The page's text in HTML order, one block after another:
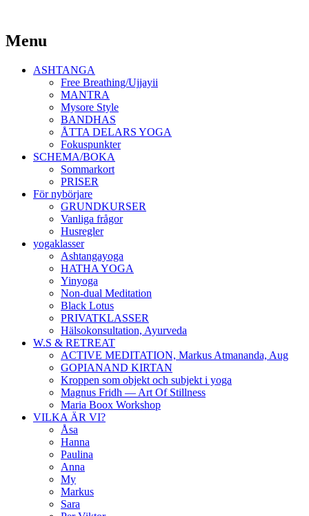
Ashtanga Yoga Shala Malmö
Yoga Malmö
Menu
Skip
ASHTANGA
Free Breathing/Ujjayii
MANTRA
Mysore Style
BANDHAS
ÅTTA DELARS YOGA
Fokuspunkter
SCHEMA/BOKA
Sommarkort
PRISER
För nybörjare
GRUNDKURSER
Vanliga frågor
Husregler
yogaklasser
Ashtangayoga
HATHA YOGA
Yinyoga
Non-dual Meditation
Black Lotus
PRIVATKLASSER
Hälsokonsultation, Ayurveda
W.S & RETREAT
ACTIVE MEDITATION, Markus Atmananda, Aug
GOPIANAND KIRTAN
Kroppen som objekt och subjekt i yoga
Magnus Fridh — Art Of Stillness
Maria Boox Workshop
VILKA ÄR VI?
Åsa
Hanna
Paulina
Anna
My
Markus
Sara